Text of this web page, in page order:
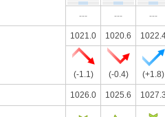
--- --- ---
1021.0 1020.6
(-1.1) (-0.4) (+1.8)
1026.0 1025.6